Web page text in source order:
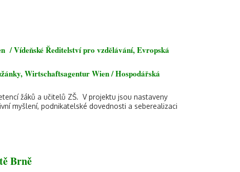
/ Vídeňské Ředitelství pro vzdělávání, Evropská
Wirtschaftsagentur Wien / Hospodářská
žáků a učitelů ZŠ. V projektu jsou nastaveny
myšlení, podnikatelské dovednosti a seberealizaci
Brně